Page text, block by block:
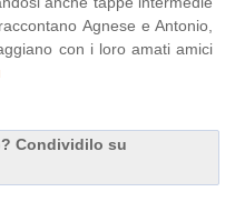
Agnese e Antonio,
con i loro amati amici
Condividilo su